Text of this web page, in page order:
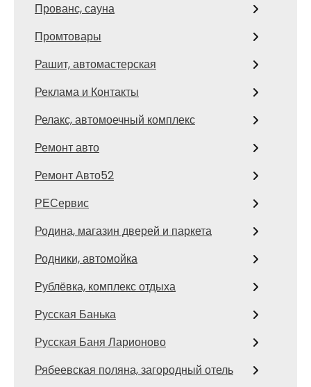
Прованс, сауна
Промтовары
Рашит, автомастерская
Реклама и Контакты
Релакс, автомоечный комплекс
Ремонт авто
Ремонт Авто52
РЕСервис
Родина, магазин дверей и паркета
Родники, автомойка
Рублёвка, комплекс отдыха
Русская Банька
Русская Баня Ларионово
Рябеевская поляна, загородный отель